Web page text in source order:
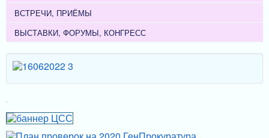
ВСТРЕЧИ, ПРИЁМЫ
ВЫСТАВКИ, ФОРУМЫ, КОНГРЕСС